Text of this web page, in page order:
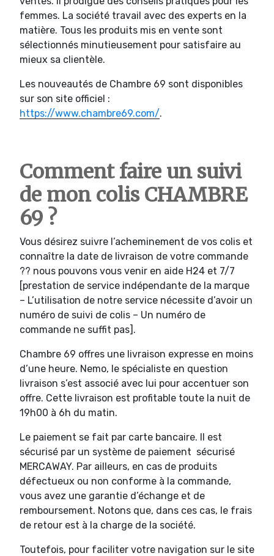
femmes. La société travail avec des experts en la
matière. Tous les produits mis en vente sont
sélectionnés minutieusement pour satisfaire au
mieux sa clientèle.
Les nouveautés de Chambre 69 sont disponibles
sur son site officiel :
https://www.chambre69.com/.
Comment faire un suivi
de mon colis CHAMBRE
69 ?
Vous désirez suivre l’acheminement de vos colis et
connaître la date de livraison de votre commande
?? nous pouvons vous venir en aide H24 et 7/7
[prestation de service indépendante de la marque
– L’utilisation de notre service nécessite d’avoir un
numéro de suivi de colis – Un numéro de
commande ne suffit pas].
Chambre 69 offres une livraison expresse en moins
d’une heure. Nemo, le spécialiste en question
livraison s’est associé avec lui pour accentuer son
offre. Cette livraison est profitable toute la nuit de
19h00 à 6h du matin.
Le paiement se fait par carte bancaire. Il est
sécurisé par un système de paiement sécurisé
MERCAWAY. Par ailleurs, en cas de produits
défectueux ou non conforme à la commande,
vous avez une garantie d’échange et de
remboursement. Notons que, dans ces cas, le frais
de retour est à la charge de la société.
Toutefois, pour faciliter votre navigation sur le site